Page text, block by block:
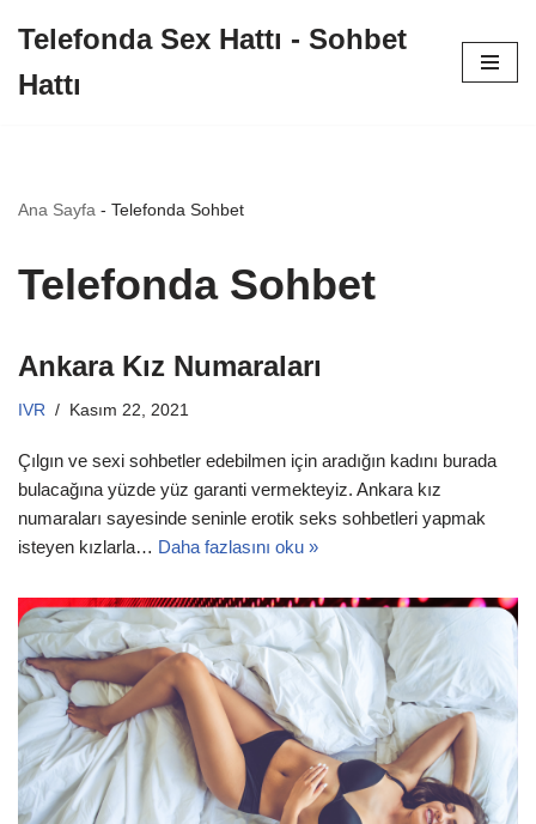
geç
Telefonda Sex Hattı - Sohbet
Hattı
Ana Sayfa - Telefonda Sohbet
Telefonda Sohbet
Ankara Kız Numaraları
IVR Kasım 22, 2021
Çılgın ve sexi sohbetler edebilmen için aradığın kadını burada
bulacağına yüzde yüz garanti vermekteyiz. Ankara kız
numaraları sayesinde seninle erotik seks sohbetleri yapmak
isteyen kızlarla… Daha fazlasını oku »